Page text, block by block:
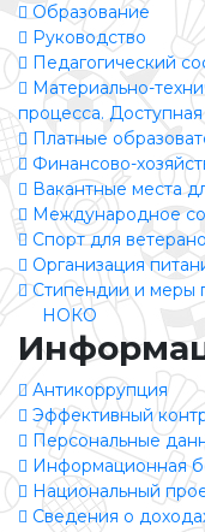
Образование
Руководство
Педагогический
Материально-
процесса.
Платные
Финансово-
Вакантные места
Международное
Спорт для
Организация
Стипендии и меры
НОКО
Антикоррупция
Эффективный
Персональные
Информационная
Национальный
Сведения о